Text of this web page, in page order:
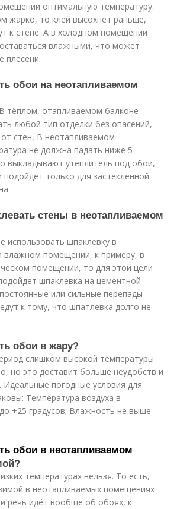
оптимальную температуру.
жарко, то клей высохнет раньше,
к стене. А в холодном помещении
влажными, что может
плесени.
обои на неотапливаемом
тёплом, отапливаемом балконе
любой тип отделки без опасений,
стен, В неотапливаемом
не должна падать ниже 5
выкладывают утеплитель под обои,
только для застекленной
стены в неотапливаемом
использовать шпаклевку в
влажном помещении, к примеру, в
помещении, то для этой цели
шпаклевка на цементной
или сильные перепады
к тому, что шпатлевка долго не
обои в жару?
слишком высокой температуры
но это доставит больше неудобств и
Идеальные погодные условия для
Температура воздуха в
+25 градусов; Влажность не выше
обои в неотапливаемом
температурах нельзя. То есть,
в неотапливаемых помещениях
речь идёт вообще об обоях, к